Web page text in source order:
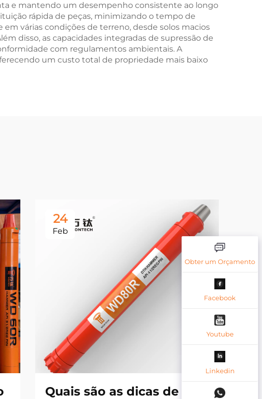
e mantendo um desempenho consistente ao longo
rápida de peças, minimizando o tempo de
várias condições de terreno, desde solos macios
disso, as capacidades integradas de supressão de
com regulamentos ambientais. A
um custo total de propriedade mais baixo
24
Feb
Quais são as dicas de
Obter um Orçamento
Facebook
Youtube
Linkedin